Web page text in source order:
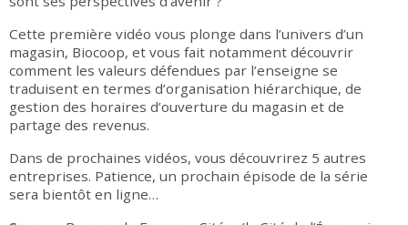
Cette première vidéo vous plonge dans l’univers d’un
magasin, Biocoop, et vous fait notamment découvrir
comment les valeurs défendues par l’enseigne se
traduisent en termes d’organisation hiérarchique, de
gestion des horaires d’ouverture du magasin et de
partage des revenus.
Dans de prochaines vidéos, vous découvrirez 5 autres
entreprises. Patience, un prochain épisode de la série
sera bientôt en ligne…